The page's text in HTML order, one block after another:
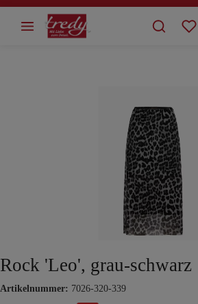
springen
Rock 'Leo', grau-schwarz
Artikelnummer: 7026-320-339